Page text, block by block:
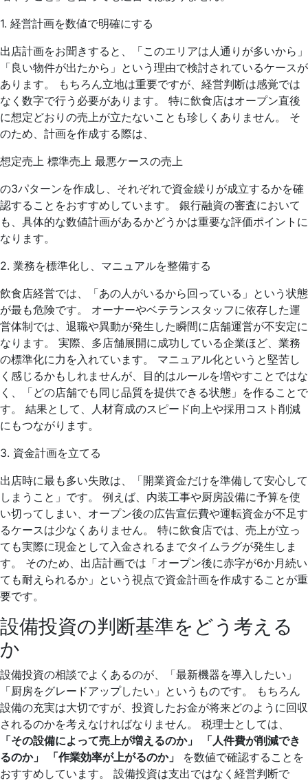
1. 経営計画を数値で明確にする
出店計画をお聞きすると、「このエリアは人通りが多いから」
「良い物件が出たから」という理由で検討されているケースが
あります。 もちろん立地は重要ですが、経営判断は感覚では
なく数字で行う必要があります。 特に飲食店はオープン直後
に想定どおりの売上が立たないことも珍しくありません。 そ
のため、計画を作成する際は、
想定売上 標準売上 最悪ケースの売上
の3パターンを作成し、それぞれで資金繰りが成立するかを確
認することをおすすめしています。 銀行融資の審査において
も、具体的な数値計画があるかどうかは重要な評価ポイントに
なります。
2. 業務を標準化し、マニュアルを整備する
飲食店経営では、「あの人がいるから回っている」という状態
が最も危険です。 オーナーやベテランスタッフに依存した運
営体制では、退職や異動が発生した瞬間に店舗運営が不安定に
なります。 実際、多店舗展開に成功している企業ほど、業務
の標準化に力を入れています。 マニュアル化というと堅苦し
く感じるかもしれませんが、目的はルールを増やすことではな
く、「どの店舗でも同じ品質を提供できる状態」を作ることで
す。 結果として、人材育成のスピード向上や採用コスト削減
にもつながります。
3. 資金計画を立てる
出店時に最も多い失敗は、「開業資金だけを準備して安心して
しまうこと」です。 例えば、内装工事や厨房設備に予算を使
い切ってしまい、オープン後の広告宣伝費や運転資金が不足す
るケースは少なくありません。 特に飲食店では、売上が立っ
ても実際に現金として入金されるまでタイムラグが発生しま
す。 そのため、出店計画では「オープン後に赤字が6か月続い
ても耐えられるか」という視点で資金計画を作成することが重
要です。
設備投資の判断基準をどう考える
か
設備投資の相談でよくあるのが、「最新機器を導入したい」
「厨房をグレードアップしたい」というものです。 もちろん
設備の充実は大切ですが、投資したお金が将来どのように回収
されるのかを考えなければなりません。 税理士としては、
「その設備によって売上が増えるのか」
「人件費が削減でき
るのか」
「作業効率が上がるのか」
を数値で確認することを
おすすめしています。 設備投資は支出ではなく経営判断で